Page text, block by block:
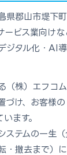
県郡山市堤下
ビス業向けな
ジタル化・AI
（株）エフコ
づけ、お客様
ます。
ステムの⼀⽣（
・撤去まで）